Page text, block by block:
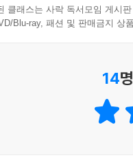
개발할 때 활용해온 디자
는 수납법〉입니다.
자연스레 정리정돈하는 집
클래스는 사락 독서모임 게시
Blu-ray, 패션 및 판매금지 상
14